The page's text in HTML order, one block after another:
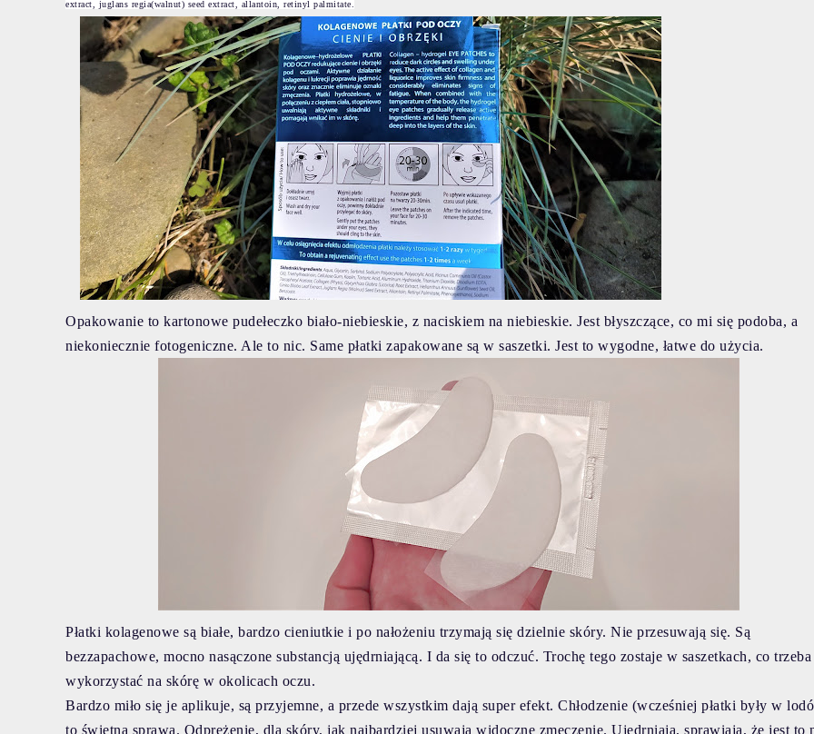
extract, juglans regia(walnut) seed extract, allantoin, retinyl palmitate.
Opakowanie to kartonowe pudełeczko biało-niebieskie, z naciskiem na niebieskie. Jest błyszczące, co mi się podoba, a
niekoniecznie fotogeniczne. Ale to nic. Same płatki zapakowane są w saszetki. Jest to wygodne, łatwe do użycia.
Płatki kolagenowe są białe, bardzo cieniutkie i po nałożeniu trzymają się dzielnie skóry. Nie przesuwają się. Są
bezzapachowe, mocno nasączone substancją ujędrniającą. I da się to odczuć. Trochę tego zostaje w saszetkach, co trzeba
wykorzystać na skórę w okolicach oczu.
Bardzo miło się je aplikuje, są przyjemne, a przede wszystkim dają super efekt. Chłodzenie (wcześniej płatki były w
to świetna sprawa. Odprężenie, dla skóry, jak najbardziej usuwają widoczne zmęczenie. Ujędrniają, sprawiają, że jest to